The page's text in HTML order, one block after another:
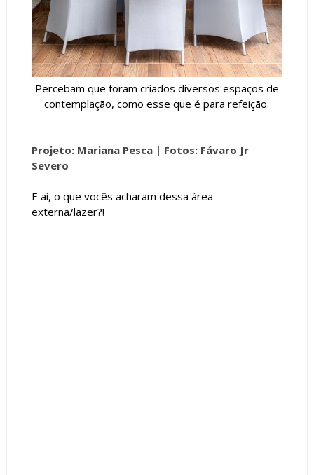
Percebam que foram criados diversos espaços de
contemplação, como esse que é para refeição.
Projeto: Mariana Pesca | Fotos: Fávaro Jr
Severo
E aí, o que vocês acharam dessa área
externa/lazer?!